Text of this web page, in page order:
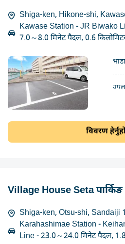
Shiga-ken, Hikone-shi,
Kawase Station - JR Biwako
7.0～8.0 मिनेट पैदल, 0.6
विवरण
Village House Seta
Shiga-ken, Otsu-shi, Sandaiji
Karahashimae Station -
Line - 23.0～24.0 मिनेट पैदल,